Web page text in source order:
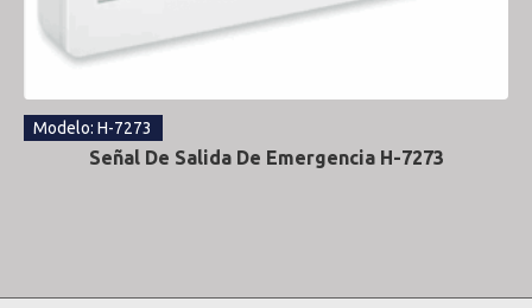
Modelo: H-7273
Señal De Salida De Emergencia H-7273